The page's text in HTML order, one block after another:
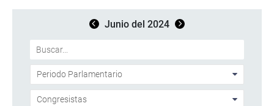
Junio del 2024